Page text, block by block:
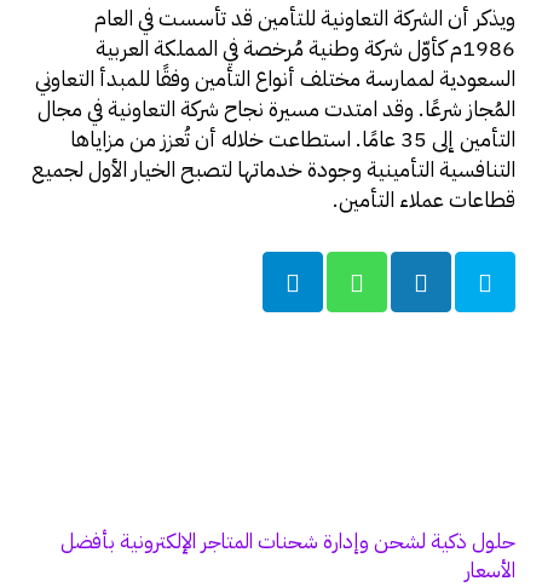
ويذكر أن الشركة التعاونية للتأمين قد تأسست في العام
1986م كأوّل شركة وطنية مُرخصة في المملكة العربية
السعودية لممارسة مختلف أنواع التأمين وفقًا للمبدأ التعاوني
المُجاز شرعًا. وقد امتدت مسيرة نجاح شركة التعاونية في مجال
التأمين إلى 35 عامًا. استطاعت خلاله أن تُعزز من مزاياها
التنافسية التأمينية وجودة خدماتها لتصبح الخيار الأول لجميع
قطاعات عملاء التأمين.
حلول ذكية لشحن وإدارة شحنات المتاجر الإلكترونية بأفضل
الأسعار